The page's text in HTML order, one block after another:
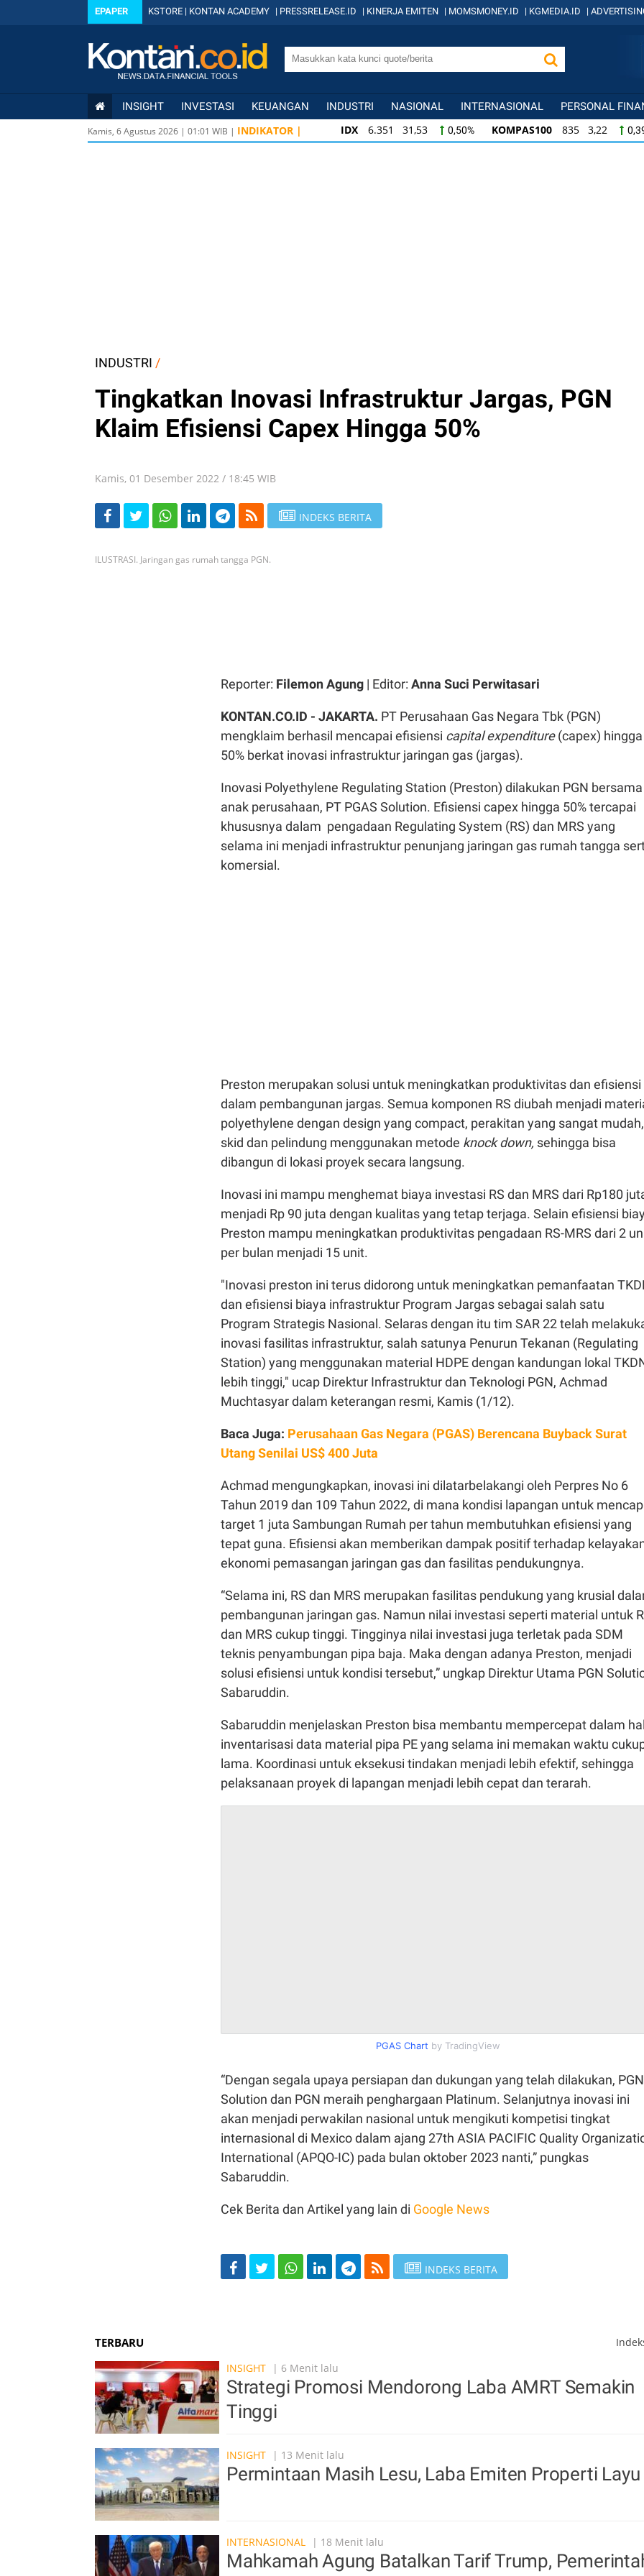
EPAPER KSTORE | KONTAN ACADEMY | PRESSRELEASE.ID | KINERJA EMITEN | MOMSMONEY.ID | KGMEDIA.ID |
INSIGHT INVESTASI KEUANGAN INDUSTRI NASIONAL INTERNASIONAL PERSONAL
Kamis, 6 Agustus 2026 | 01:01 WIB | INDIKATOR | IDX 6.351 31,53 0,50% KOMPAS100 835 3,22
IDX 6.351 31,53 0,50% KOMPAS100 835 3,22
INDUSTRI /
Tingkatkan Inovasi Infrastruktur Jargas, PGN
Klaim Efisiensi Capex Hingga 50%
Kamis, 01 Desember 2022 / 18:45 WIB
INDEKS BERITA
ILUSTRASI. Jaringan gas rumah tangga PGN.
Reporter: Filemon Agung | Editor: Anna Suci Perwitasari
KONTAN.CO.ID - JAKARTA. PT Perusahaan Gas Negara Tbk (PGN)
mengklaim berhasil mencapai efisiensi capital expenditure(capex) hingga
50% berkat inovasi infrastruktur jaringan gas (jargas).
Inovasi Polyethylene Regulating Station (Preston) dilakukan PGN bersama
anak perusahaan, PT PGAS Solution. Efisiensi capex hingga 50% tercapai
khususnya dalam pengadaan Regulating System (RS) dan MRS yang
selama ini menjadi infrastruktur penunjang jaringan gas rumah tangga
komersial.
Preston merupakan solusi untuk meningkatkan produktivitas dan efisiensi
dalam pembangunan jargas. Semua komponen RS diubah menjadi
polyethylene dengan design yang compact, perakitan yang sangat mudah,
skid dan pelindung menggunakan metode knock down, sehingga bisa
dibangun di lokasi proyek secara langsung.
Inovasi ini mampu menghemat biaya investasi RS dan MRS dari Rp180
menjadi Rp 90 juta dengan kualitas yang tetap terjaga. Selain efisiensi
Preston mampu meningkatkan produktivitas pengadaan RS-MRS dari 2
per bulan menjadi 15 unit.
"Inovasi preston ini terus didorong untuk meningkatkan pemanfaatan
dan efisiensi biaya infrastruktur Program Jargas sebagai salah satu
Program Strategis Nasional. Selaras dengan itu tim SAR 22 telah
inovasi fasilitas infrastruktur, salah satunya Penurun Tekanan (Regulating
Station) yang menggunakan material HDPE dengan kandungan lokal
lebih tinggi," ucap Direktur Infrastruktur dan Teknologi PGN, Achmad
Muchtasyar dalam keterangan resmi, Kamis (1/12).
Baca Juga: Perusahaan Gas Negara (PGAS) Berencana Buyback Surat
Utang Senilai US$ 400 Juta
Achmad mengungkapkan, inovasi ini dilatarbelakangi oleh Perpres No 6
Tahun 2019 dan 109 Tahun 2022, di mana kondisi lapangan untuk
target 1 juta Sambungan Rumah per tahun membutuhkan efisiensi yang
tepat guna. Efisiensi akan memberikan dampak positif terhadap
ekonomi pemasangan jaringan gas dan fasilitas pendukungnya.
“Selama ini, RS dan MRS merupakan fasilitas pendukung yang krusial
pembangunan jaringan gas. Namun nilai investasi seperti material untuk
dan MRS cukup tinggi. Tingginya nilai investasi juga terletak pada SDM
teknis penyambungan pipa baja. Maka dengan adanya Preston, menjadi
solusi efisiensi untuk kondisi tersebut,” ungkap Direktur Utama PGN
Sabaruddin.
Sabaruddin menjelaskan Preston bisa membantu mempercepat dalam
inventarisasi data material pipa PE yang selama ini memakan waktu
lama. Koordinasi untuk eksekusi tindakan menjadi lebih efektif, sehingga
pelaksanaan proyek di lapangan menjadi lebih cepat dan terarah.
PGAS Chart by TradingView
“Dengan segala upaya persiapan dan dukungan yang telah dilakukan, PGN
Solution dan PGN meraih penghargaan Platinum. Selanjutnya inovasi ini
akan menjadi perwakilan nasional untuk mengikuti kompetisi tingkat
internasional di Mexico dalam ajang 27th ASIA PACIFIC Quality
International (APQO-IC) pada bulan oktober 2023 nanti,” pungkas
Sabaruddin.
Cek Berita dan Artikel yang lain di Google News
INDEKS BERITA
TERBARU
INSIGHT
| 6 Menit lalu
Strategi Promosi Mendorong Laba AMRT Semakin
Tinggi
INSIGHT | 13 Menit lalu
Permintaan Masih Lesu, Laba Emiten Properti Layu
INTERNASIONAL | 18 Menit lalu
Mahkamah Agung Batalkan Tarif Trump,